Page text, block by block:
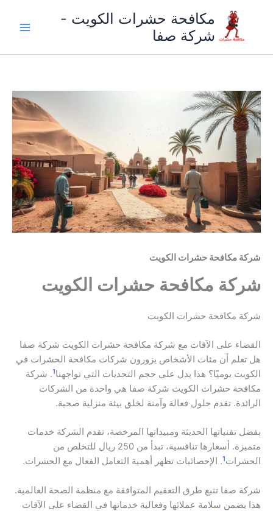
المحتوى
مكافحة حشرات الكويت -
شركة صفا
شركة مكافحة حشرات الكويت
شركة مكافحة حشرات الكويت
شركة مكافحة حشرات الكويت
القضاء على الآفات مع شركة مكافحة حشرات الكويت شركة صفا
هل تعلم أن مئات الأشخاص يزورون شركات مكافحة الحشرات في
الكويت يوميًا؟ هذا يدل على حجم التحديات التي تواجهنا1. شركة
مكافحة حشرات الكويت شركة صفا هي واحدة من الشركات
الرائدة. تقدم حلول فعالة وآمنة لخلق بيئة منزلية صحية.
بفضل تقنياتها الحديثة ومبيداتها المرخصة، تقدم الشركة خدمات
متميزة. أسعارها تنافسية، تبدأ من 250 ريال للتخلص من
الحشرات1. الإحصائيات تظهر أهمية التعامل الفعال مع الحشرات.
شركة صفا تتبع طرق التعقيم المتوافقة مع منظمة الصحة العالمية.
هذا يضمن سلامة عملائها وفعالية خدماتها في القضاء على الآفات